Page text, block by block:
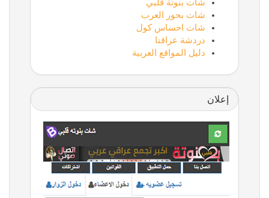
شات بنوتة قلبي
شات بحور العرب
شات احساس كول
دردشة عراقنا
دليل المواقع العربية
إعلان